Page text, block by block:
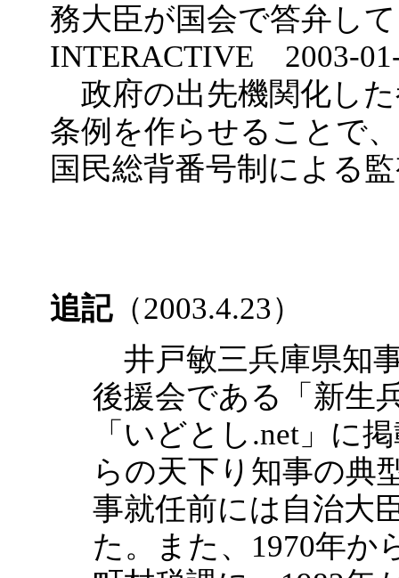
務大臣が国会で答弁し
INTERACTIVE 2003-
政府の出先機関化し
条例を作らせることで
国民総背番号制による
追記（2003.4.23）
井戸敏三兵庫県知
後援会である「新生
「いどとし.net」に
らの天下り知事の典
事就任前には自治大
た。また、1970年か